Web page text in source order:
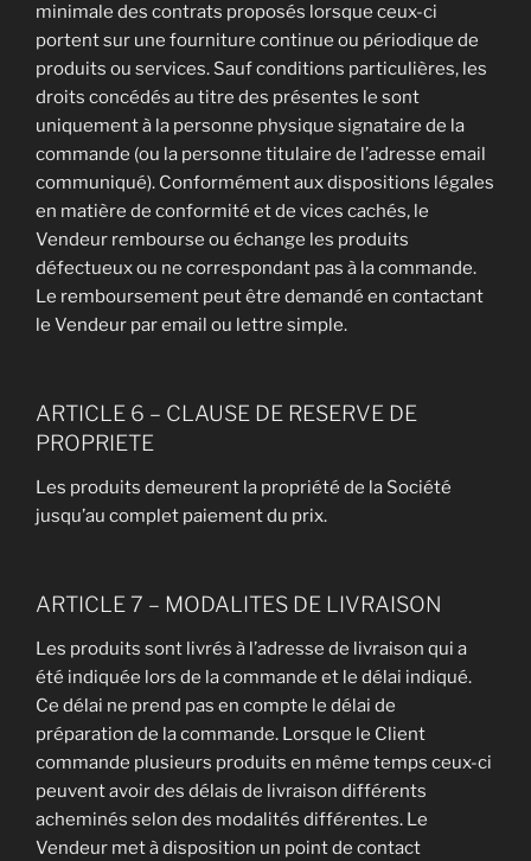
minimale des contrats proposés lorsque ceux-ci
portent sur une fourniture continue ou périodique de
produits ou services. Sauf conditions particulières, les
droits concédés au titre des présentes le sont
uniquement à la personne physique signataire de la
commande (ou la personne titulaire de l’adresse email
communiqué). Conformément aux dispositions légales
en matière de conformité et de vices cachés, le
Vendeur rembourse ou échange les produits
défectueux ou ne correspondant pas à la commande.
Le remboursement peut être demandé en contactant
le Vendeur par email ou lettre simple.
ARTICLE 6 – CLAUSE DE RESERVE DE
PROPRIETE
Les produits demeurent la propriété de la Société
jusqu’au complet paiement du prix.
ARTICLE 7 – MODALITES DE LIVRAISON
Les produits sont livrés à l’adresse de livraison qui a
été indiquée lors de la commande et le délai indiqué.
Ce délai ne prend pas en compte le délai de
préparation de la commande. Lorsque le Client
commande plusieurs produits en même temps ceux-ci
peuvent avoir des délais de livraison différents
acheminés selon des modalités différentes. Le
Vendeur met à disposition un point de contact